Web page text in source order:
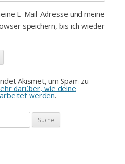
E-Mail-Adresse und meine
speichern, bis ich wieder
Akismet, um Spam zu
darüber, wie deine
werden.